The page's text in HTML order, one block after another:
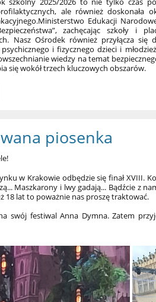
ale również doskonała
Edukacji
zachęcając szkoły i
Nasz Ośrodek również przyłącza
i fizycznego dzieci i
wiedzy na temat
się wokół trzech kluczowych obszarów.
piosenka
w Krakowie odbędzie się finał XVIII.
Maszkarony i lwy gadają... Bądźcie z
18 lat to poważnie nas proszę traktować.
swój festiwal Anna Dymna. Zatem